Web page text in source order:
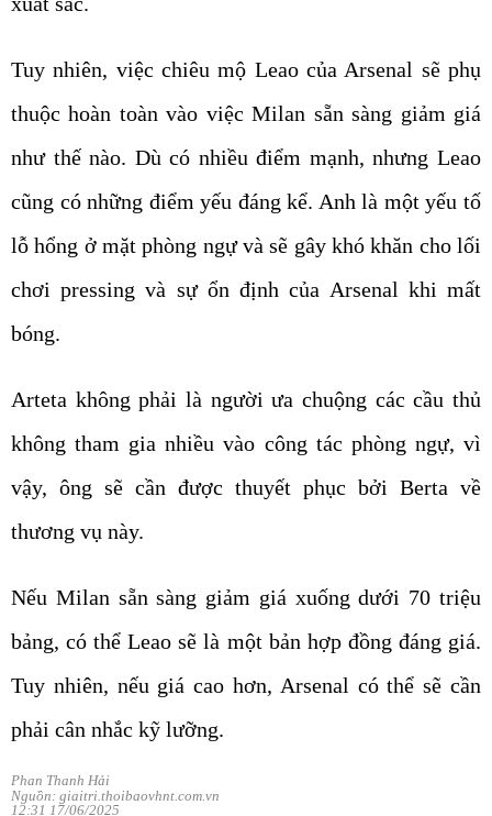
Tuy nhiên, việc chiêu mộ Leao của Arsenal sẽ phụ
thuộc hoàn toàn vào việc Milan sẵn sàng giảm giá
như thế nào. Dù có nhiều điểm mạnh, nhưng Leao
cũng có những điểm yếu đáng kể. Anh là một yếu tố
lỗ hổng ở mặt phòng ngự và sẽ gây khó khăn cho lối
chơi pressing và sự ổn định của Arsenal khi mất
bóng.
Arteta không phải là người ưa chuộng các cầu thủ
không tham gia nhiều vào công tác phòng ngự, vì
vậy, ông sẽ cần được thuyết phục bởi Berta về
thương vụ này.
Nếu Milan sẵn sàng giảm giá xuống dưới 70 triệu
bảng, có thể Leao sẽ là một bản hợp đồng đáng giá.
Tuy nhiên, nếu giá cao hơn, Arsenal có thể sẽ cần
phải cân nhắc kỹ lưỡng.
Phan Thanh Hải
Nguồn: giaitri.thoibaovhnt.com.vn
12:31 17/06/2025